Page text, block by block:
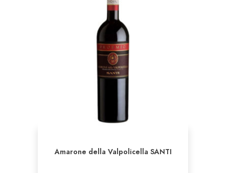
Amarone della Valpolicella SANTI